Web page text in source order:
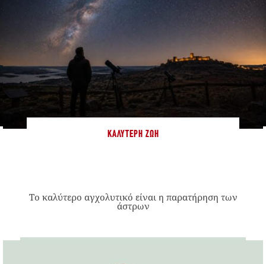
ΚΑΛΎΤΕΡΗ ΖΩΉ
Το καλύτερο αγχολυτικό είναι η παρατήρηση των
άστρων